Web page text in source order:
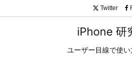
iPhone 研
ユーザー目線で使
Twitter